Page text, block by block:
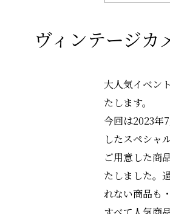
ヴィンテージカ
大人気イベン
たします。
今回は2023年
したスペシャ
ご用意した商
たしました。
れない商品も